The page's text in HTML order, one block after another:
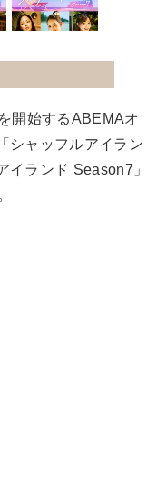
開始するABEMAオ
シャッフルアイラン
イランド Season7」